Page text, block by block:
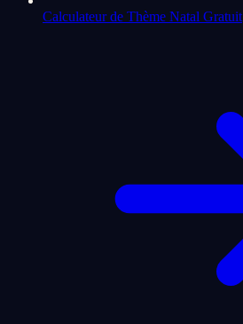
Calculateur de Thème Natal Gratuit